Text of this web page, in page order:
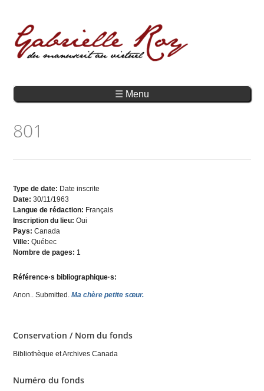
☰ Menu
801
Type de date: Date inscrite
Date:30/11/1963
Langue de rédaction: Français
Inscription du lieu:Oui
Pays:Canada
Ville:Québec
Nombre de pages: 1
Référence·s bibliographique·s:
Anon.. Submitted.Ma chère petite sœur.
Conservation / Nom du fonds
Bibliothèque et Archives Canada
Numéro du fonds